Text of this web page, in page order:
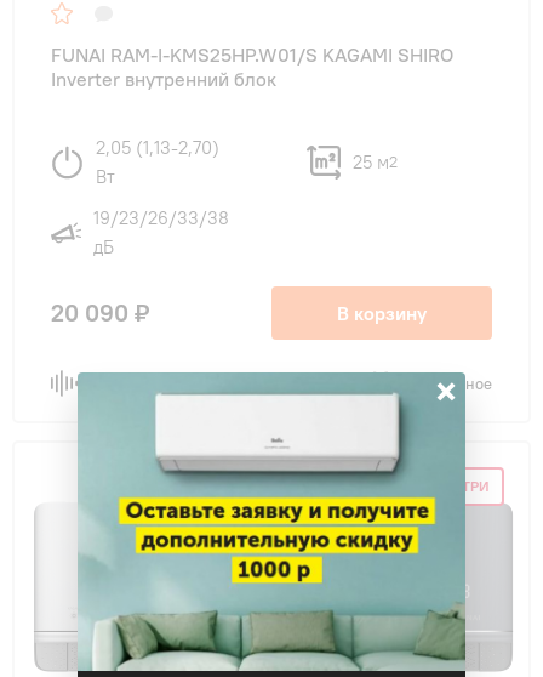
FUNAI RAM-I-KMS25HP.W01/S KAGAMI SHIRO
Inverter внутренний блок
2,05 (1,13-2,70)
Вт
25 м2
19/23/26/33/38
дБ
20 090 ₽ В корзину
В избранное
СКИДКА ПО ПРОМОКОДУ ВНУТРИ
×